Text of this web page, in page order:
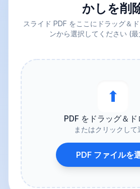
かしを削
スライド PDF をここにドラッグ＆
ンから選択してください (最
⬆︎
PDF をドラッグ＆
またはクリックして
PDF ファイルを